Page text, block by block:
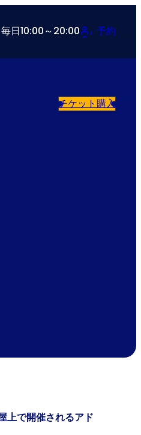
日10:00～20:00 予約
チケット購入
上で開催されるアド